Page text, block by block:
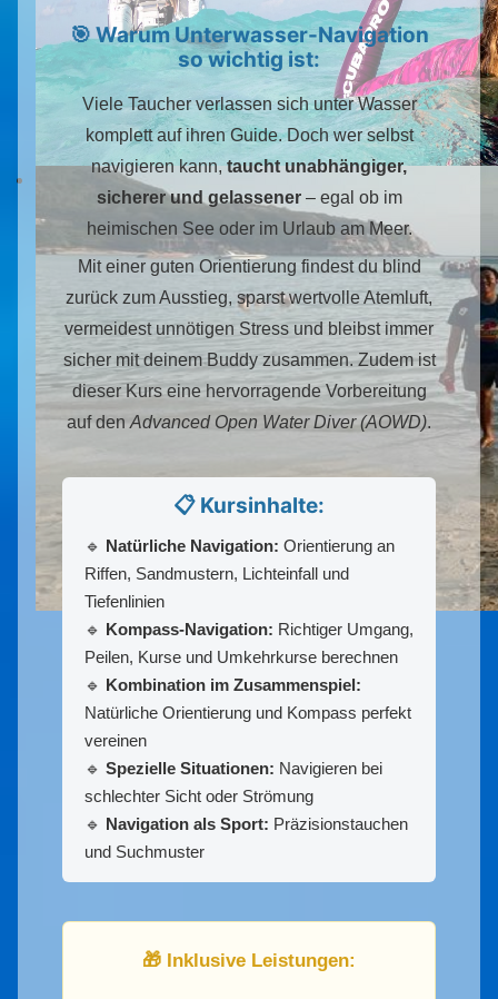
🎯 Warum Unterwasser-Navigation
so wichtig ist:
Viele Taucher verlassen sich unter Wasser
komplett auf ihren Guide. Doch wer selbst
navigieren kann,taucht unabhängiger,
sicherer und gelassener– egal ob im
heimischen See oder im Urlaub am Meer.
Mit einer guten Orientierung findest du blind
zurück zum Ausstieg, sparst wertvolle Atemluft,
vermeidest unnötigen Stress und bleibst immer
sicher mit deinem Buddy zusammen. Zudem ist
dieser Kurs eine hervorragende Vorbereitung
auf denAdvanced Open Water Diver (AOWD).
📋 Kursinhalte:
🔹 Natürliche Navigation: Orientierung an
Riffen, Sandmustern, Lichteinfall und
Tiefenlinien
🔹 Kompass-Navigation: Richtiger Umgang,
Peilen, Kurse und Umkehrkurse berechnen
🔹 Kombination im Zusammenspiel:
Natürliche Orientierung und Kompass perfekt
vereinen
🔹 Spezielle Situationen: Navigieren bei
schlechter Sicht oder Strömung
🔹 Navigation als Sport: Präzisionstauchen
und Suchmuster
🎁 Inklusive Leistungen: